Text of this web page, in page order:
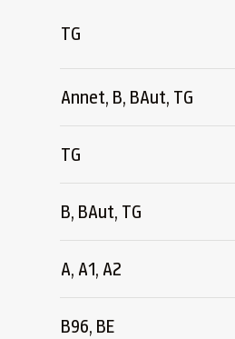
TG
Annet, B, BAut, TG
TG
B, BAut, TG
A, A1, A2
B96, BE